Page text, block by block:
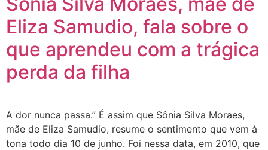
Eliza Samudio, fala sobre o
que aprendeu com a trágica
perda da filha
A dor nunca passa.” É assim que Sônia Silva Moraes,
mãe de Eliza Samudio, resume o sentimento que vem à
tona todo dia 10 de junho. Foi nessa data, em 2010, que